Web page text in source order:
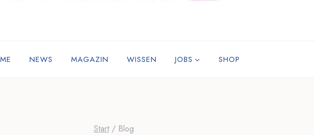
NEWS MAGAZIN WISSEN JOBS SHOP
Start / Blog